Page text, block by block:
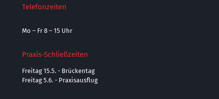
Telefonzeiten
Mo – Fr 8 – 15 Uhr
Praxis-Schließzeiten
Freitag 15.5. - Brückentag
Freitag 5.6. - Praxisausflug